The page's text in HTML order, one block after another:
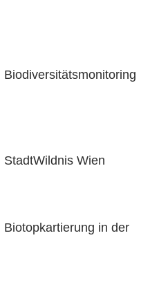
Biodiversitätsmonitoring
StadtWildnis Wien
Biotopkartierung in der